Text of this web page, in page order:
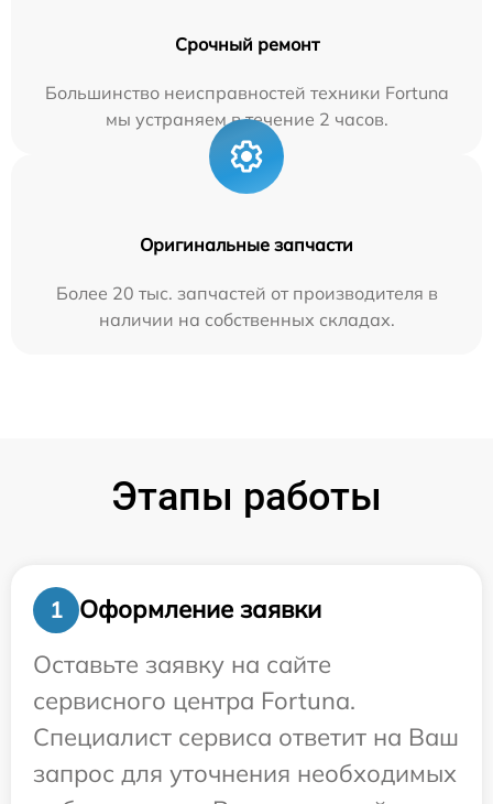
Срочный ремонт
Большинство неисправностей техники Fortuna
мы устраняем в течение 2 часов.
Оригинальные запчасти
Более 20 тыс. запчастей от производителя в
наличии на собственных складах.
Этапы работы
1
Оформление заявки
Оставьте заявку на сайте
сервисного центра Fortuna.
Специалист сервиса ответит на Ваш
запрос для уточнения необходимых